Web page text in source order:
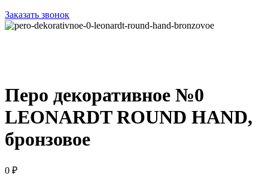
Заказать звонок
Перо декоративное №0
LEONARDT ROUND HAND,
бронзовое
0 ₽